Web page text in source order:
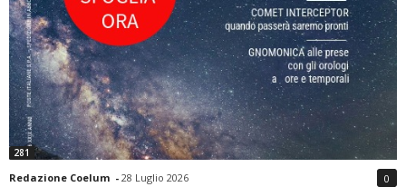
281
Redazione Coelum - 28 Luglio 2026 0